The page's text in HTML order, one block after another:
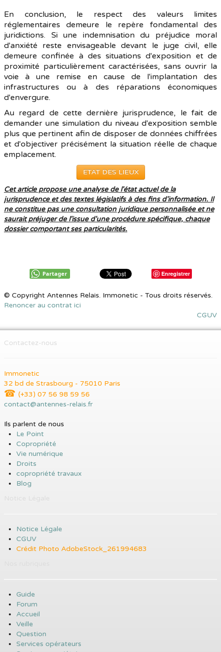
En conclusion, le respect des valeurs limites
réglementaires demeure le repère fondamental des
juridictions. Si une indemnisation du préjudice moral
d'anxiété reste envisageable devant le juge civil, elle
demeure confinée à des situations d'exposition et de
proximité particulièrement caractérisées, sans ouvrir la
voie à une remise en cause de l'implantation des
infrastructures ou à des réparations économiques
d'envergure.
Au regard de cette dernière jurisprudence, le fait de
demander une simulation du niveau d'exposition semble
plus que pertinent afin de disposer de données chiffrées
et d'objectiver précisément la situation réelle de chaque
emplacement.
ETAT DES LIEUX
Cet article propose une analyse de l'état actuel de la
jurisprudence et des textes législatifs à des fins d'information. Il
ne constitue pas une consultation juridique personnalisée et ne
saurait préjuger de l'issue d'une procédure spécifique, chaque
dossier comportant ses particularités.
Partager Enregistrer
© Copyright Antennes Relais. Immonetic - Tous droits réservés.
Renoncer au contrat ici
CGUV
Contactez-nous
Immonetic
32 bd de Strasbourg - 75010 Paris
☎ (+33) 07 56 98 59 56
contact@antennes-relais.fr
Ils parlent de nous
Le Point
Copropriété
Vie numérique
Droits
copropriété travaux
Blog
Notice Légale
CGUV
Crédit Photo AdobeStock_261994683
Guide
Forum
Accueil
Veille
Question
Services opérateurs